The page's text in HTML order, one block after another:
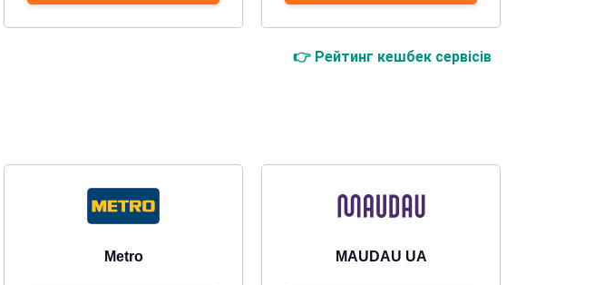
👉 Рейтинг кешбек сервісів
Metro MAUDAU UA